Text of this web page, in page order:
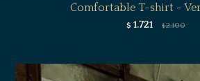
Comfortable T-shirt -
$ 1.721 $ 2.100